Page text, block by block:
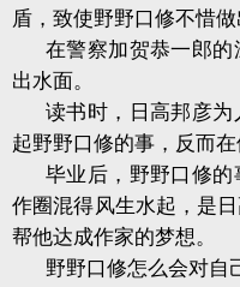
盾，致使野野口修不惜
在警察加贺恭一郎
出水面。
读书时，日高邦彦
起野野口修的事，反而
毕业后，野野口修
作圈混得风生水起，是
帮他达成作家的梦想。
野野口修怎么会对自